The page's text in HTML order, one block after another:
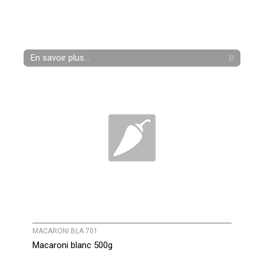
En savoir plus...
MACARONI BLA 701
Macaroni blanc 500g